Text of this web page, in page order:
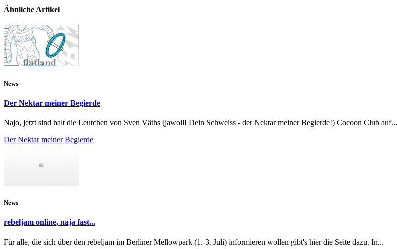
Ähnliche Artikel
News
Der Nektar meiner Begierde
Najo, jetzt sind halt die Leutchen von Sven Väths (jawoll! Dein Schweiss - der Nektar meiner Begierde!) Cocoon Club auf...
Der Nektar meiner Begierde
News
rebeljam online, naja fast...
Für alle, die sich über den rebeljam im Berliner Mellowpark (1.-3. Juli) informieren wollen gibt's hier die Seite dazu. In...